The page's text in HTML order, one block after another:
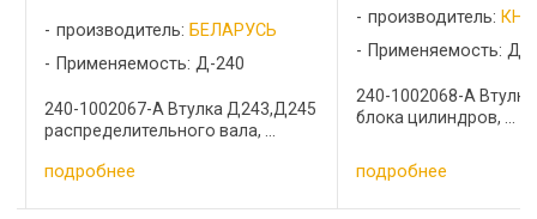
блока цилиндров, ...
подробнее
производитель:
Применяемость: Д-
240-1002068-А
блока цилиндров,
подробнее